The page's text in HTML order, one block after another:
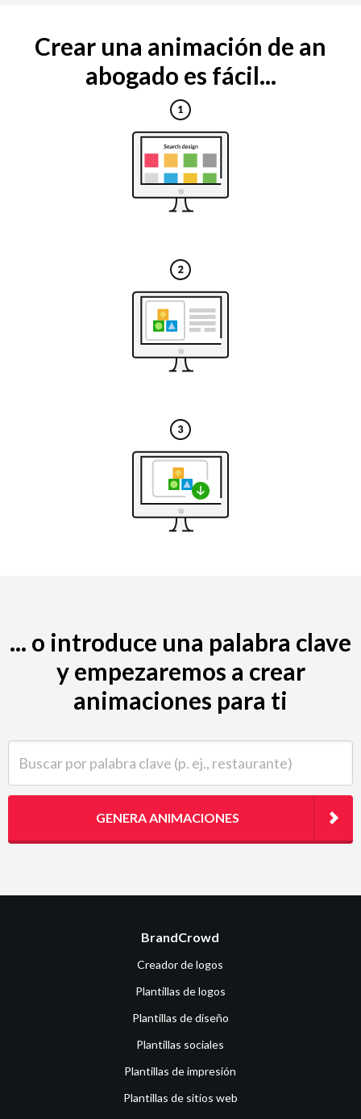
Crear una animación de an
abogado es fácil...
... o introduce una palabra clave
y empezaremos a crear
animaciones para ti
GENERA ANIMACIONES
BrandCrowd
Creador de logos
Plantillas de logos
Plantillas de diseño
Plantillas sociales
Plantillas de impresión
Plantillas de sitios web